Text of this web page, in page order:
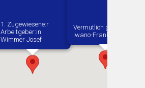
Vermutlich geboren in
Iwano-Frankiwsk
1. Zugewiesene:r
Arbeitgeber:in​
Wimmer Josef